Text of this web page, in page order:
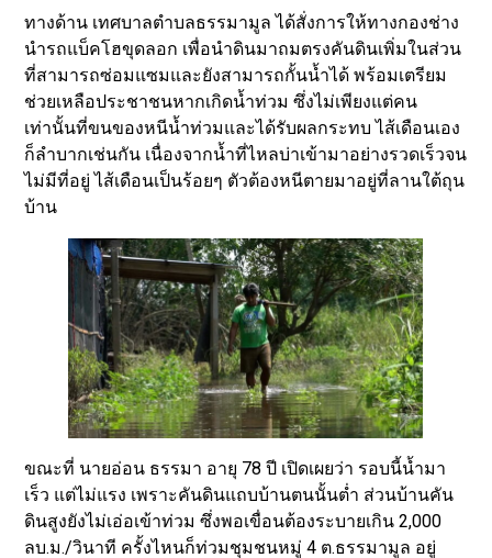
ทางด้าน เทศบาลตำบลธรรมามูล ได้สั่งการให้ทางกองช่าง
นำรถแบ็คโฮขุดลอก เพื่อนำดินมาถมตรงคันดินเพิ่มในส่วน
ที่สามารถซ่อมแซมและยังสามารถกั้นน้ำได้ พร้อมเตรียม
ช่วยเหลือประชาชนหากเกิดน้ำท่วม ซึ่งไม่เพียงแต่คน
เท่านั้นที่ขนของหนีน้ำท่วมและได้รับผลกระทบ ไส้เดือนเอง
ก็ลำบากเช่นกัน เนื่องจากน้ำที่ไหลบ่าเข้ามาอย่างรวดเร็วจน
ไม่มีที่อยู่ ไส้เดือนเป็นร้อยๆ ตัวต้องหนีตายมาอยู่ที่ลานใต้ถุน
บ้าน
ขณะที่ นายอ่อน ธรรมา อายุ 78 ปี เปิดเผยว่า รอบนี้น้ำมา
เร็ว แต่ไม่แรง เพราะคันดินแถบบ้านตนนั้นต่ำ ส่วนบ้านคัน
ดินสูงยังไม่เอ่อเข้าท่วม ซึ่งพอเขื่อนต้องระบายเกิน 2,000
ลบ.ม./วินาที ครั้งไหนก็ท่วมชุมชนหมู่ 4 ต.ธรรมามูล อยู่